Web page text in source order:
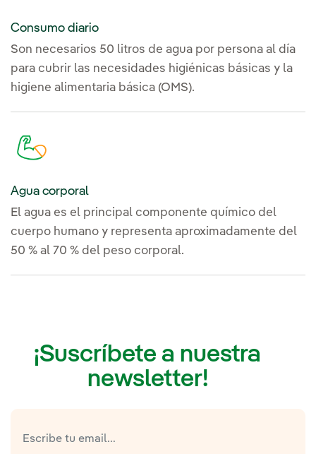
Consumo diario
Son necesarios 50 litros de agua por persona al día
para cubrir las necesidades higiénicas básicas y la
higiene alimentaria básica (OMS).
Agua corporal
El agua es el principal componente químico del
cuerpo humano y representa aproximadamente del
50 % al 70 % del peso corporal.
¡Suscríbete a nuestra
newsletter!